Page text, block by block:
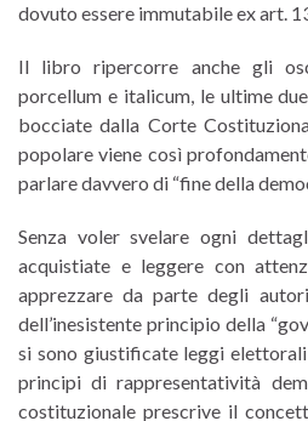
dovuto essere immutabile ex art.
Il libro ripercorre anche gli
porcellum e italicum, le ultime
bocciate dalla Corte
popolare viene così
parlare davvero di “fine della
Senza voler svelare ogni
acquistiate e leggere con
apprezzare da parte degli
dell’inesistente principio della
si sono giustificate leggi
principi di rappresentatività
costituzionale prescrive il